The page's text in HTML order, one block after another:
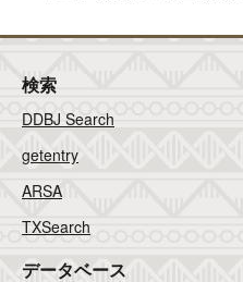
検索
DDBJ Search
getentry
ARSA
TXSearch
データベース